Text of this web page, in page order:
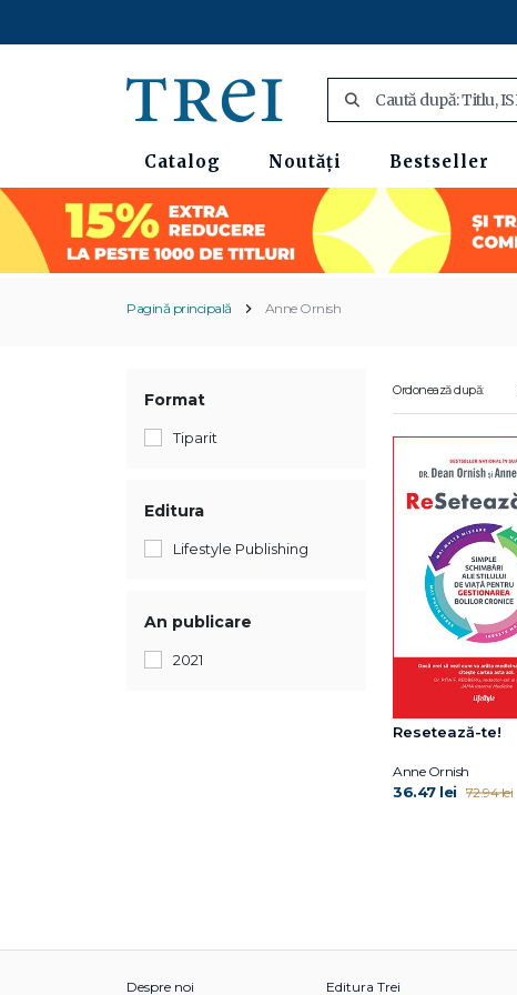
Catalog Noutăți Bestseller
Pagină principală Anne Ornish
Format
Tiparit
Editura
Lifestyle Publishing
An publicare
2021
Ordonează după:
Resetează-te!
Anne Ornish
36.47 lei 72.94 lei
Despre noi Editura Trei